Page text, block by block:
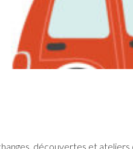
découvertes et